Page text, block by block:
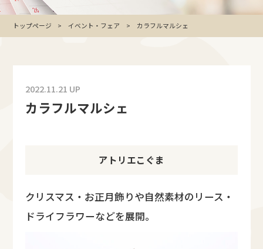
トップページ イベント・フェア カラフルマルシェ
2022.11.21 UP
カラフルマルシェ
アトリエこぐま
クリスマス・お正月飾りや自然素材のリース・
ドライフラワーなどを展開。